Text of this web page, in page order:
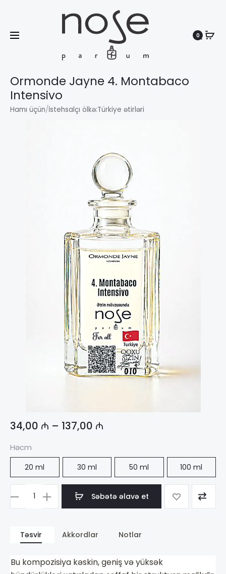
Search
0
Ormonde Jayne 4. Montabaco
Intensivo
Hamı üçün/İstehsalçı ölkə:Türkiye ətirləri
34,00 ₼ – 137,00 ₼
Həcm
20 ml 30 ml 50 ml 100 ml
Ormonde
Jayne
4.
Səbətə əlavə et
Təsvir Akkordlar Notlar
Bu kompozisiya kəskin, geniş və yüksək